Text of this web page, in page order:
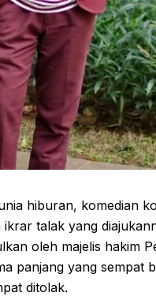
hiburan, komedian
talak yang
oleh majelis hakim
panjang yang sempat
ditolak.